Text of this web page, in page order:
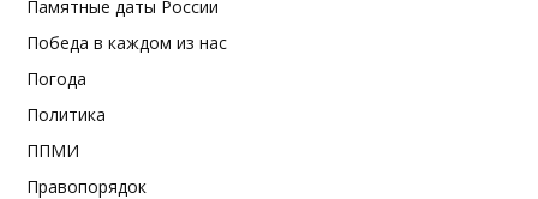
Памятные даты России
Победа в каждом из нас
Погода
Политика
ППМИ
Правопорядок